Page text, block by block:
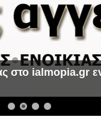
στο ialmopia.gr